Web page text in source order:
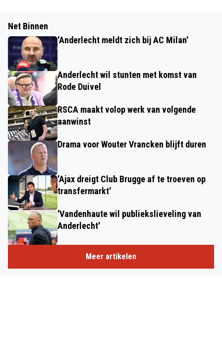
Net Binnen
'Anderlecht meldt zich bij AC Milan'
Anderlecht wil stunten met komst van
Rode Duivel
RSCA maakt volop werk van volgende
aanwinst
Drama voor Wouter Vrancken blijft duren
'Ajax dreigt Club Brugge af te troeven op
transfermarkt'
'Vandenhaute wil publiekslieveling van
Anderlecht'
Meer artikelen